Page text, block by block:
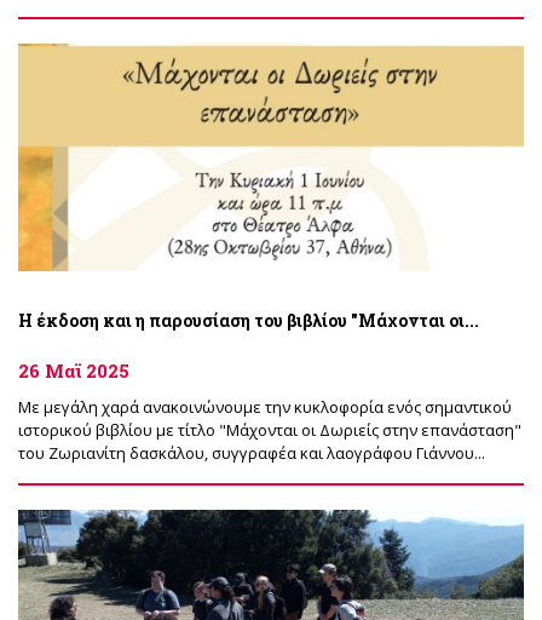
Η έκδοση και η παρουσίαση του βιβλίου "Μάχονται οι...
26 Μαϊ 2025
Με μεγάλη χαρά ανακοινώνουμε την κυκλοφορία ενός σημαντικού
ιστορικού βιβλίου με τίτλο "Μάχονται οι Δωριείς στην επανάσταση"
του Ζωριανίτη δασκάλου, συγγραφέα και λαογράφου Γιάννου...